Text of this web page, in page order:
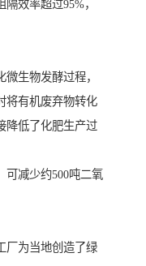
效率超过95%，
生物发酵过程，
将有机废弃物转化
降低了化肥生产过
可减少约500吨二氧
厂为当地创造了绿